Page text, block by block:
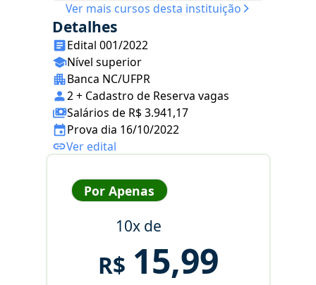
Ver mais cursos desta instituição
Detalhes
Edital 001/2022
Nível superior
Banca NC/UFPR
2 + Cadastro de Reserva vagas
Salários de R$ 3.941,17
Prova dia 16/10/2022
Ver edital
Por Apenas
10x de
R$ 15,99